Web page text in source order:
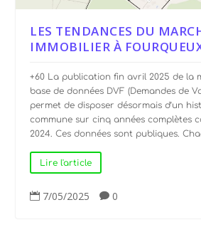
LES TENDANCES DU
IMMOBILIER À
+60 La publication fin avril 2025 de la
base de données DVF (Demandes de
permet de disposer désormais d’un
commune sur cinq années complètes
2024. Ces données sont publiques.
Lire l'article
 7/05/2025  0